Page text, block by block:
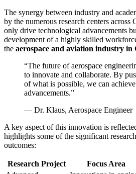
The synergy between industry and
by the numerous research centers across
only drive technological advancements
development of a highly skilled
the aerospace and aviation industry in
“The future of aerospace
to innovate and collaborate. By
of what is possible, we can
advancements.”
— Dr. Klaus, Aerospace Engineer
A key aspect of this innovation is
highlights some of the significant
outcomes:
Research Project Focus Area